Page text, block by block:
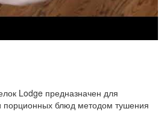
Lodge предназначен для
порционных блюд методом тушения